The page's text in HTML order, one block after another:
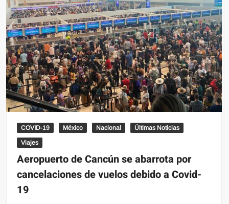
AIFA
a
Puerto
Vallarta.
COVID-19 México Nacional Últimas Noticias
Viajes
Aeropuerto de Cancún se abarrota por
cancelaciones de vuelos debido a Covid-
19